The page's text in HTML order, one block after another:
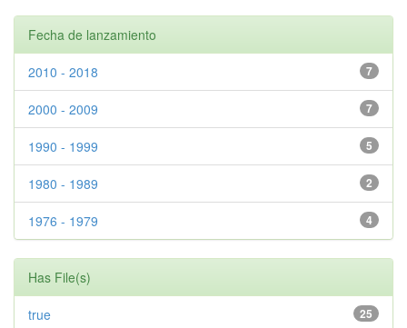
Fecha de lanzamiento
7
2010 - 2018
7
2000 - 2009
5
1990 - 1999
2
1980 - 1989
4
1976 - 1979
Has File(s)
25
true